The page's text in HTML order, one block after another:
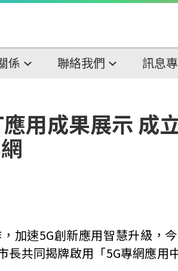
係 聯絡我們 訊息
用成果展示 成
加速5G創新應用智慧升級，
共同揭牌啟用「5G專網應用